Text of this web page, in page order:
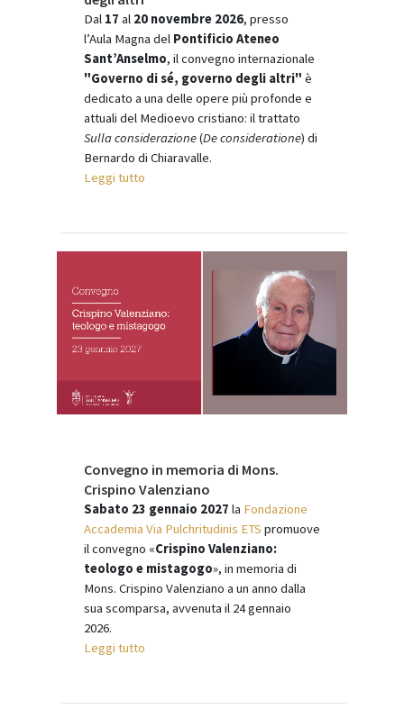
Dal 17 al 20 novembre 2026, presso
l’Aula Magna del Pontificio Ateneo
Sant’Anselmo, il convegno internazionale
"Governo di sé, governo degli altri" è
dedicato a una delle opere più profonde e
attuali del Medioevo cristiano: il trattato
Sulla considerazione(De consideratione) di
Bernardo di Chiaravalle.
Leggi tutto
Convegno in memoria di Mons.
Crispino Valenziano
Sabato 23 gennaio 2027 la Fondazione
Accademia Via Pulchritudinis ETS promuove
il convegno «Crispino Valenziano:
teologo e mistagogo», in memoria di
Mons. Crispino Valenziano a un anno dalla
sua scomparsa, avvenuta il 24 gennaio
2026.
Leggi tutto